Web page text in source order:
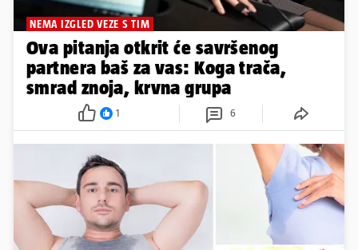
NEMA IZGLED VEZE S TIM
Ova pitanja otkrit će savršenog
partnera baš za vas: Koga trača,
smrad znoja, krvna grupa
1 6